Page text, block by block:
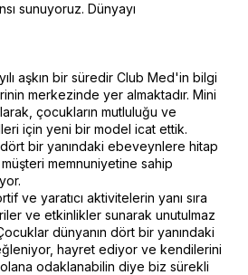
sunuyoruz. Dünyayı
aşkın bir süredir Club Med'in bilgi
merkezinde yer almaktadır. Mini
çocukların mutluluğu ve
için yeni bir model icat ettik.
dört bir yanındaki ebeveynlere hitap
memnuniyetine sahip
ve yaratıcı aktivitelerin yanı sıra
ve etkinlikler sunarak unutulmaz
dünyanın dört bir yanındaki
hayret ediyor ve kendilerini
odaklanabilin diye biz sürekli